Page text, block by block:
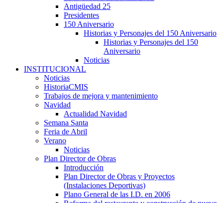
Antigüedad 25
Presidentes
150 Aniversario
Historias y Personajes del 150 Aniversario
Historias y Personajes del 150
Aniversario
Noticias
INSTITUCIONAL
Noticias
HistoriaCMIS
Trabajos de mejora y mantenimiento
Navidad
Actualidad Navidad
Semana Santa
Feria de Abril
Verano
Noticias
Plan Director de Obras
Introducción
Plan Director de Obras y Proyectos
(Instalaciones Deportivas)
Plano General de las I.D. en 2006